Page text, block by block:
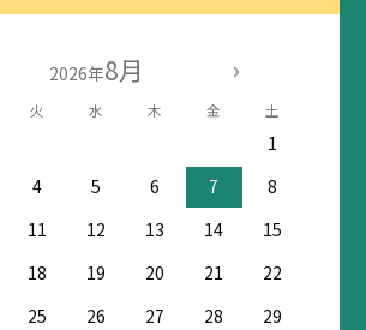
2026年8月
火 水 木 金 土
1
4 5 6 7
8
11 12 13 14
15
18 19 20 21
22
25 26 27 28
29